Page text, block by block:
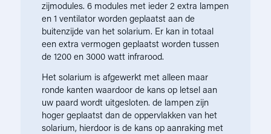
zijmodules. 6 modules met ieder 2 extra lampen
en 1 ventilator worden geplaatst aan de
buitenzijde van het solarium. Er kan in totaal
een extra vermogen geplaatst worden tussen
de 1200 en 3000 watt infrarood.
Het solarium is afgewerkt met alleen maar
ronde kanten waardoor de kans op letsel aan
uw paard wordt uitgesloten. de lampen zijn
hoger geplaatst dan de oppervlakken van het
solarium, hierdoor is de kans op aanraking met